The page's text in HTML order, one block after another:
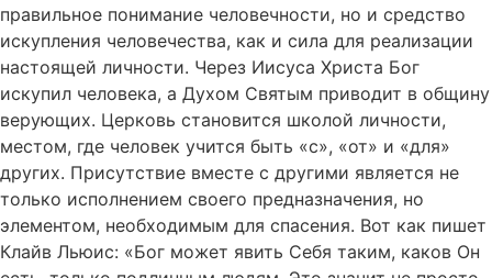
правильное понимание человечности, но и средство
искупления человечества, как и сила для реализации
настоящей личности. Через Иисуса Христа Бог
искупил человека, а Духом Святым приводит в общину
верующих. Церковь становится школой личности,
местом, где человек учится быть «с», «от» и «для»
других. Присутствие вместе с другими является не
только исполнением своего предназначения, но
элементом, необходимым для спасения. Вот как пишет
Клайв Льюис: «Бог может явить Себя таким, каков Он